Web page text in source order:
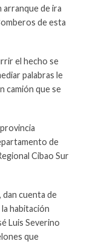
arranque de ira
de esta
el hecho se
palabras le
camión que se
de
Cibao Sur
cuenta de
habitación
Luis Severino
que